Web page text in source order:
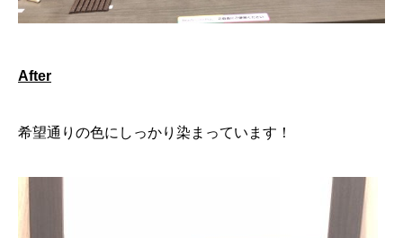
After
希望通りの色にしっかり染まっています！